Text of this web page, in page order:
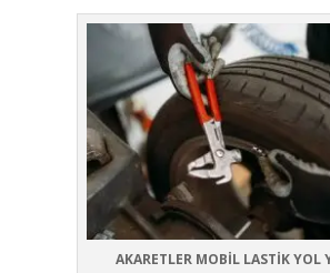
AKARETLER MOBİL LASTİK YOL